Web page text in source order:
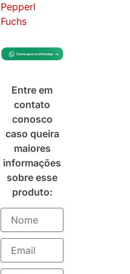
Pepperl
Fuchs
Entre em
contato
conosco
caso queira
maiores
informações
sobre esse
produto: